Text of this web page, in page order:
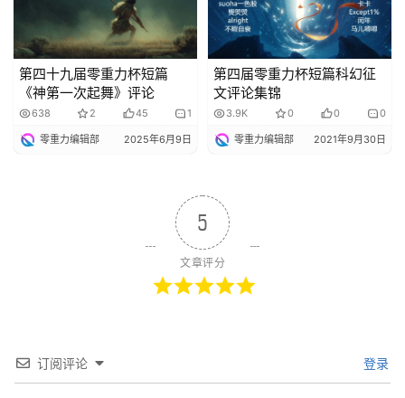
第四十九届零重力杯短篇
《神第一次起舞》评论
638 2 45 1
零重力编辑部 2025年6月9日
第四届零重力杯短篇科幻征
文评论集锦
3.9K 0 0 0
零重力编辑部 2021年9月30日
5
文章评分
订阅评论 登录